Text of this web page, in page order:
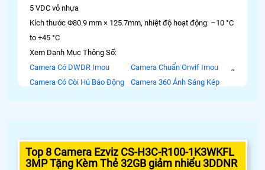
5 VDC vỏ nhựa
Kích thước Φ80.9 mm × 125.7mm, nhiệt độ hoạt động: –10 °C
to +45 °C
Xem Danh Mục Thông Số:
Camera Có DWDR Imou
,
Camera Chuẩn Onvif Imou
,
Camera Có Còi Hú Báo Động
Camera 360 Ánh Sáng Kép
Top 8 Camera Ezviz CS-H3C-R100-1K3WKFL
3MP Tặng Kèm Thẻ 32GB giảm nhiểu 3DDNR